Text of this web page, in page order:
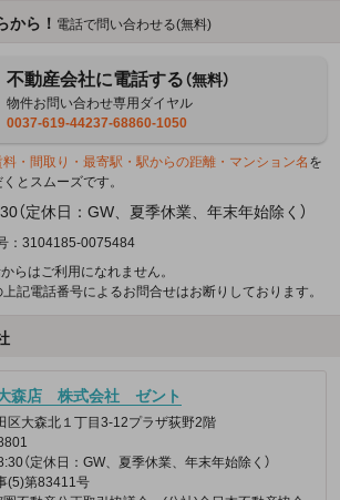
から！ 電話で問い合わせる(無料)
不動産会社に電話する（無料）
物件お問い合わせ専用ダイヤル
0037-619-44237-68860-1050
料・間取り・最寄駅・駅からの距離・マンション名 を
とスムーズです。
（定休日：GW、夏季休業、年末年始除く）
：3104185-0075484
らはご利用になれません。
記電話番号によるお問合せはお断りしております。
森店 株式会社 ゼント
区大森北１丁目3-12プラザ荻野2階
（定休日：GW、夏季休業、年末年始除く）
(5)第83411号